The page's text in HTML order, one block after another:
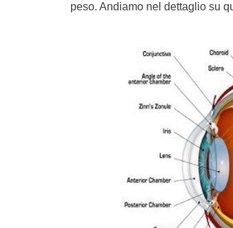
peso. Andiamo nel dettaglio su